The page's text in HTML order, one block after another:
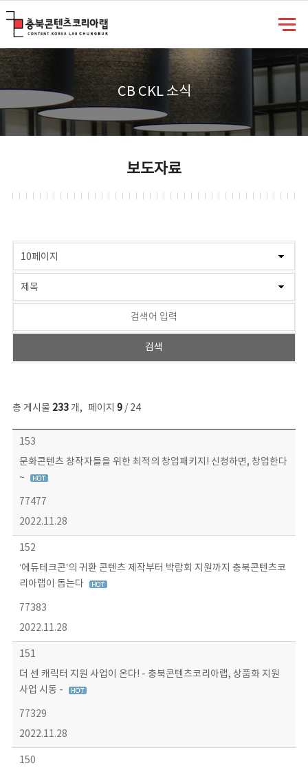
CB CKL 소식
보도자료
총 게시물 233개, 페이지 9/ 24
보도자료 목록 - 번호, 제목, 작성자, 파일, 조회수, 작성일 정보 제공
153
문화콘텐츠 창작자들을 위한 최적의 창업패키지! 신청하면, 창업한다
~
77477
2022.11.28
152
‘에듀테크콘’의 귀환 콘텐츠 제작부터 박람회 지원까지 충북콘텐츠코
리아랩이 돕는다
77383
2022.11.28
151
더 센 캐릭터 지원 사업이 온다! - 충북콘텐츠코리아랩, 상품화 지원
사업 시동 -
77329
2022.11.28
150